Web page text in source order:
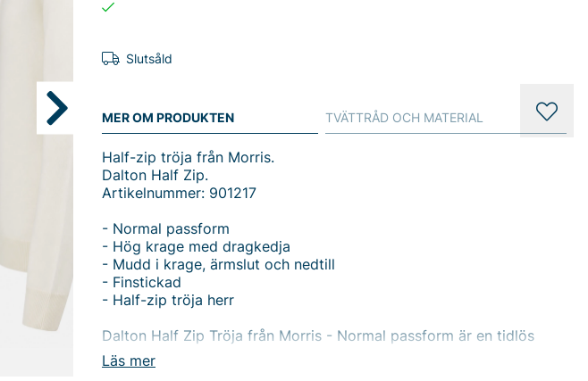
Slutsåld
MER OM PRODUKTEN
Läs mer
Half-zip tröja från Morris.
Dalton Half Zip.
Artikelnummer: 901217
- Normal passform
- Hög krage med dragkedja
- Mudd i krage, ärmslut och nedtill
- Finstickad
- Half-zip tröja herr
Dalton Half Zip Tröja från Morris - Normal passform är en tidlös
herrtröja som erbjuder pålitlig komfort och enkel styling för vardag
och fritid. Den höga kragen med praktisk dragkedja ger extra värme
TVÄTTRÅD OCH MATERIAL